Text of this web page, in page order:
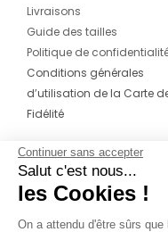
Livraisons
Guide des tailles
Politique de
Conditions générales
d’utilisation de la Carte
Fidélité
CONTACT
04 42 20 78 42
Du lundi au jeudi de 8h30 à
Continuer sans accepter
Salut c'est nous...
les Cookies !
On a attendu d'être sûrs